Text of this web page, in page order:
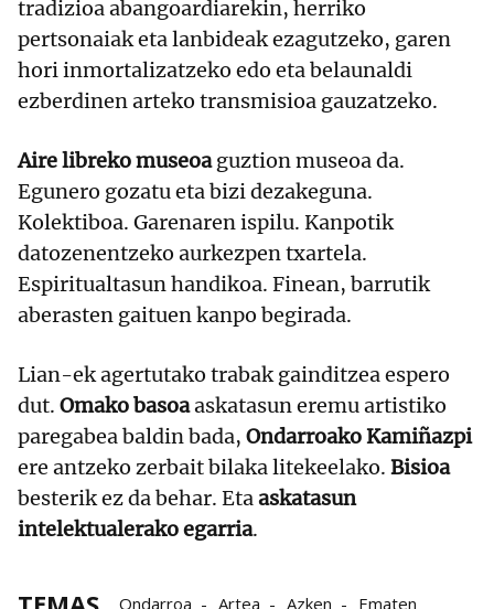
tradizioa abangoardiarekin, herriko
pertsonaiak eta lanbideak ezagutzeko, garen
hori inmortalizatzeko edo eta belaunaldi
ezberdinen arteko transmisioa gauzatzeko.
Aire libreko museoaguztion museoa da.
Egunero gozatu eta bizi dezakeguna.
Kolektiboa. Garenaren ispilu. Kanpotik
datozenentzeko aurkezpen txartela.
Espiritualtasun handikoa. Finean, barrutik
aberasten gaituen kanpo begirada.
Lian-ek agertutako trabak gainditzea espero
dut. Omako basoaaskatasun eremu artistiko
paregabea baldin bada, Ondarroako Kamiñazpi
ere antzeko zerbait bilaka litekeelako. Bisioa
besterik ez da behar. Etaaskatasun
intelektualerako egarria.
Ondarroa Artea Azken Ematen